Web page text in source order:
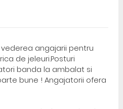
angajarii pentru
de jeleuri.Posturi
banda la ambalat si
bune ! Angajatorii ofera